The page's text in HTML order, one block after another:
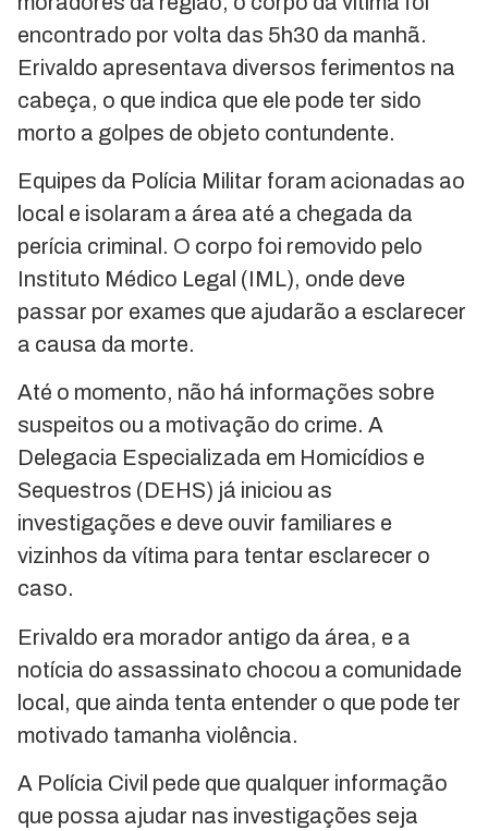
encontrado por volta das 5h30 da manhã.
Erivaldo apresentava diversos ferimentos na
cabeça, o que indica que ele pode ter sido
morto a golpes de objeto contundente.
Equipes da Polícia Militar foram acionadas ao
local e isolaram a área até a chegada da
perícia criminal. O corpo foi removido pelo
Instituto Médico Legal (IML), onde deve
passar por exames que ajudarão a esclarecer
a causa da morte.
Até o momento, não há informações sobre
suspeitos ou a motivação do crime. A
Delegacia Especializada em Homicídios e
Sequestros (DEHS) já iniciou as
investigações e deve ouvir familiares e
vizinhos da vítima para tentar esclarecer o
caso.
Erivaldo era morador antigo da área, e a
notícia do assassinato chocou a comunidade
local, que ainda tenta entender o que pode ter
motivado tamanha violência.
A Polícia Civil pede que qualquer informação
que possa ajudar nas investigações seja